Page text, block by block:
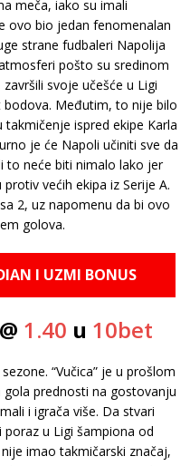
meča, iako su imali
ovo bio jedan fenomenalan
strane fudbaleri Napolija
pošto su sredinom
svoje učešće u Ligi
Međutim, to nije bilo
ispred ekipe Karla
je će Napoli učiniti sve da
to neće biti nimalo lako jer
većih ekipa iz Serije A.
2, uz napomenu da bi ovo
golova.
I UZMI BONUS
1.40 u 10bet
“Vučica” je u prošlom
prednosti na gostovanju
i igrača više. Da stvari
u Ligi šampiona od
imao takmičarski značaj,